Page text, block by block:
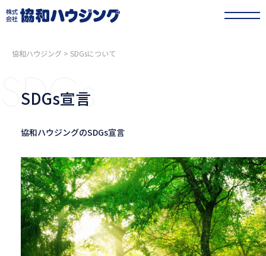
協和ハウジング > SDGsについて
SDGs
SDGs宣言
協和ハウジングのSDGs宣言